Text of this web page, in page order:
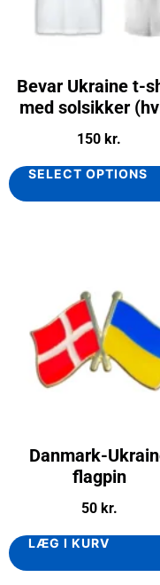
Bevar Ukraine t-
med solsikker
150 kr.
SELECT OPTIONS
Danmark-
flagpin
50 kr.
LÆG I KURV